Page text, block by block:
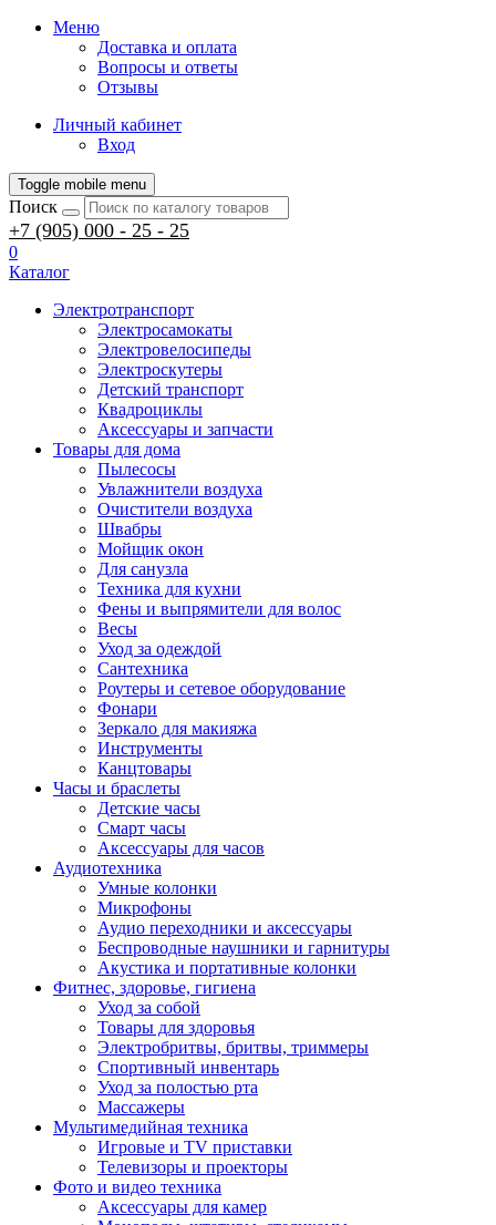
Меню
Доставка и оплата
Вопросы и ответы
Отзывы
Личный кабинет
Вход
Toggle mobile menu
Поиск
+7 (905) 000 - 25 - 25
0
Каталог
Электротранспорт
Электросамокаты
Электровелосипеды
Электроскутеры
Детский транспорт
Квадроциклы
Аксессуары и запчасти
Товары для дома
Пылесосы
Увлажнители воздуха
Очистители воздуха
Швабры
Мойщик окон
Для санузла
Техника для кухни
Фены и выпрямители для волос
Весы
Уход за одеждой
Сантехника
Роутеры и сетевое оборудование
Фонари
Зеркало для макияжа
Инструменты
Канцтовары
Часы и браслеты
Детские часы
Смарт часы
Аксессуары для часов
Аудиотехника
Умные колонки
Микрофоны
Аудио переходники и аксессуары
Беспроводные наушники и гарнитуры
Акустика и портативные колонки
Фитнес, здоровье, гигиена
Уход за собой
Товары для здоровья
Электробритвы, бритвы, триммеры
Спортивный инвентарь
Уход за полостью рта
Массажеры
Мультимедийная техника
Игровые и TV приставки
Телевизоры и проекторы
Фото и видео техника
Аксессуары для камер